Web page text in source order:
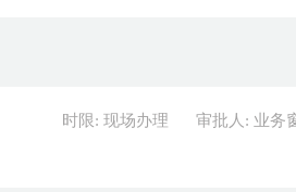
时限: 现场办理 审批人: 业务